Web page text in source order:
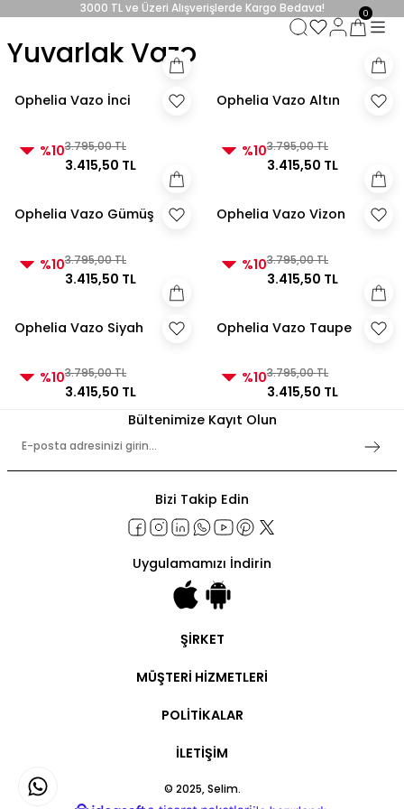
3000 TL ve Üzeri Alışverişlerde Kargo Bedava!
3000 TL ve Üzeri Alışverişlerde Kargo Bedava! 2
3000 TL ve Üzeri Alışverişlerde Kargo Bedava!
3000 TL ve Üzeri Alışverişlerde Kargo Bedava!
0
Yuvarlak Vazo
Ophelia Vazo İnci
%103.795,00 TL
3.415,50 TL
Ophelia Vazo Altın
%103.795,00 TL
3.415,50 TL
Ophelia Vazo Gümüş
%103.795,00 TL
3.415,50 TL
Ophelia Vazo Vizon
%103.795,00 TL
3.415,50 TL
Ophelia Vazo Siyah
%103.795,00 TL
3.415,50 TL
Ophelia Vazo Taupe
%103.795,00 TL
3.415,50 TL
Bültenimize Kayıt Olun
Bizi Takip Edin
Uygulamamızı İndirin
ŞİRKET
Hakkımızda
MÜŞTERİ HİZMETLERİ
Ticari Hesap
Sipariş Takip
Kargo Takip
Ürün Bakımı
POLİTİKALAR
Gizlilik Politikaları
Bayilik Sözleşmesi
İLETİŞİM
© 2025, Selim.